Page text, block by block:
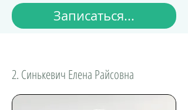
Записаться...
2. Синькевич Елена Райсовна